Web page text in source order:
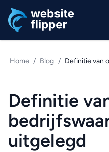
Home / Blog / Definitie van
Definitie
uitgelegd